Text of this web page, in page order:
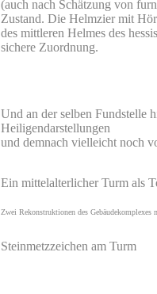
(auch nach Schätzung von
Zustand. Die Helmzier mit
des mittleren Helmes des
sichere Zuordnung.
Und an der selben Fundstelle
Heiligendarstellungen
und demnach vielleicht noch
Ein mittelalterlicher Turm als
Zwei Rekonstruktionen des
Steinmetzzeichen am Turm